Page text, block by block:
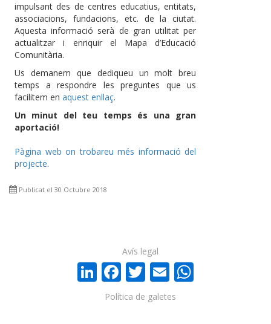
impulsant des de centres educatius, entitats,
associacions, fundacions, etc. de la ciutat.
Aquesta informació serà de gran utilitat per
actualitzar i enriquir el Mapa d’Educació
Comunitària.
Us demanem que dediqueu un molt breu
temps a respondre les preguntes que us
facilitem en aquest enllaç.
Un minut del teu temps és una gran
aportació!
Pàgina web on trobareu més informació del
projecte.
Publicat el 30 Octubre 2018
LinkedIn
Facebook
Twitter
Email
Política de galetes
Avís legal